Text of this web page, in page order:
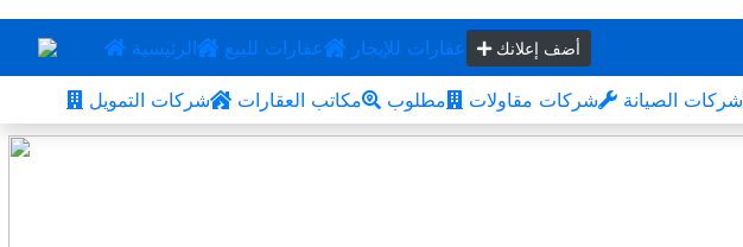
الرئيسية عقارات للبيع عقارات للإيجار أضف إعلانك
شركات التمويل مكاتب العقارات مطلوب شركات مقاولات شركات الصيانة